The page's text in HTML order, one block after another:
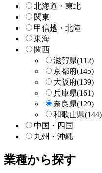
北海道・東北
関東
甲信越・北陸
東海
関西
滋賀県(112)
京都府(145)
大阪府(139)
兵庫県(161)
奈良県(129)
和歌山県(144)
中国・四国
九州・沖縄
業種から探す